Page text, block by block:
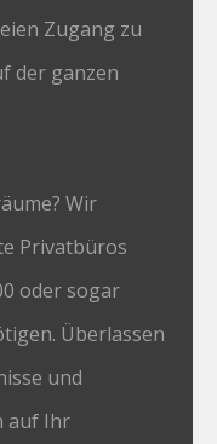
Zugang zu
der ganzen
Wir
Privatbüros
oder sogar
Überlassen
und
auf Ihr